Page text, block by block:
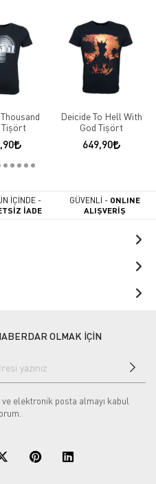
Tişört
Deicide To Hell With
God Tişört
649,90
İÇİNDE -
İADE
GÜVENLİ - ONLINE
ALIŞVERİŞ
OLMAK İÇİN
elektronik posta almayı kabul